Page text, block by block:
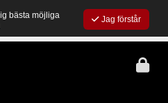
bästa möjliga
Jag förstår